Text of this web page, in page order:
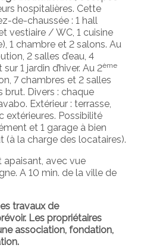
hospitalières. Cette
de-chaussée : 1 hall
vestiaire / WC, 1 cuisine
1 chambre et 2 salons. Au
2 salles d’eau, 4
1 jardin d’hiver. Au 2ème
7 chambres et 2 salles
brut. Divers : chaque
Extérieur : terrasse,
extérieures. Possibilité
et 1 garage à bien
(à la charge des locataires).
apaisant, avec vue
A 10 min. de la ville de
travaux de
Les propriétaires
association, fondation,